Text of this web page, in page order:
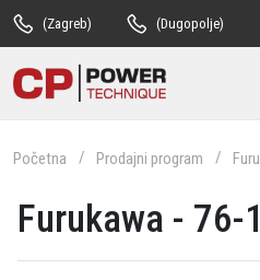
(Zagreb) (Dugopolje)
Početna Prodajni program
Furukawa - 76-